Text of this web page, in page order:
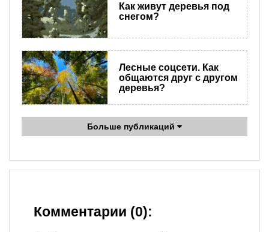
Как живут деревья под
снегом?
Лесные соцсети. Как
общаются друг с другом
деревья?
Больше публикаций
Комментарии (0):